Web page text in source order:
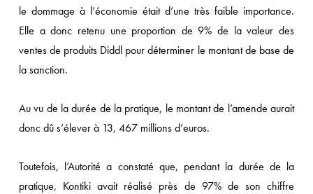
le dommage à l’économie était d’une très faible importance.
Elle a donc retenu une proportion de 9% de la valeur des
ventes de produits Diddl pour déterminer le montant de base de
la sanction.
Au vu de la durée de la pratique, le montant de l’amende aurait
donc dû s’élever à 13, 467 millions d’euros.
Toutefois, l’Autorité a constaté que, pendant la durée de la
pratique, Kontiki avait réalisé près de 97% de son chiffre